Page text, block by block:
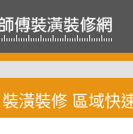
裝潢裝修 區域快